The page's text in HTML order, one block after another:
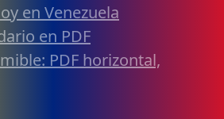
en Venezuela
en PDF
PDF horizontal,